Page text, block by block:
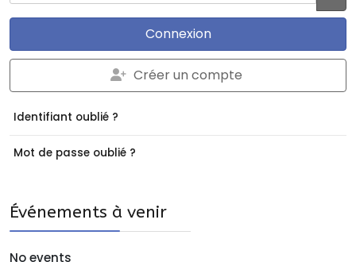
Connexion
Créer un compte
Identifiant oublié ?
Mot de passe oublié ?
Événements à venir
No events